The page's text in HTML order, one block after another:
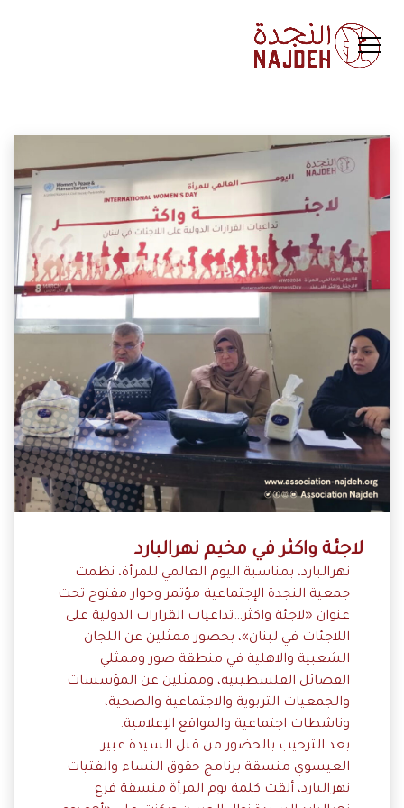
لاجئة واكثر في مخيم نهرالبارد
نهرالبارد، بمناسبة اليوم العالمي للمرأة، نظمت
جمعية النجدة الإجتماعية مؤتمر وحوار مفتوح تحت
عنوان «لاجئة واكثر…تداعيات القرارات الدولية على
اللاجئات في لبنان»، بحضور ممثلين عن اللجان
الشعبية والاهلية في منطقة صور وممثلي
الفصائل الفلسطينية، وممثلين عن المؤسسات
والجمعيات التربوية والاجتماعية والصحية،
وناشطات اجتماعية والمواقع الإعلامية.
بعد الترحيب بالحضور من قبل السيدة عبير
العيسوي منسقة برنامج حقوق النساء والفتيات –
نهرالبارد، ألقت كلمة يوم المرأة منسقة فرع